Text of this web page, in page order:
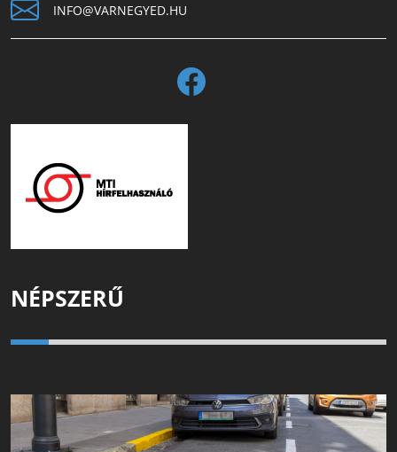
INFO@VARNEGYED.HU
NÉPSZERŰ